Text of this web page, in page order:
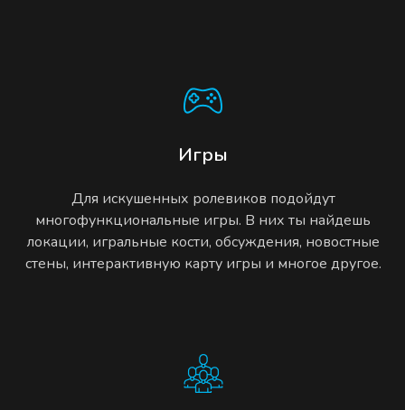
Игры
Для искушенных ролевиков подойдут
многофункциональные игры. В них ты найдешь
локации, игральные кости, обсуждения, новостные
стены, интерактивную карту игры и многое другое.